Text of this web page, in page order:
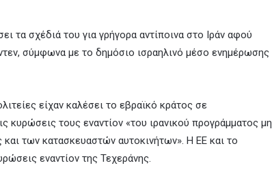
τα σχέδιά του για γρήγορα αντίποινα στο Ιράν αφού
σύμφωνα με το δημόσιο ισραηλινό μέσο ενημέρωσης
είχαν καλέσει το εβραϊκό κράτος σε
κυρώσεις τους εναντίον «του ιρανικού προγράμματος μη
των κατασκευαστών αυτοκινήτων». Η ΕΕ και το
εναντίον της Τεχεράνης.